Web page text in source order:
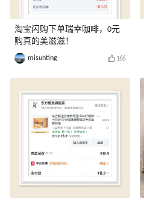
淘宝闪购下单瑞幸咖啡，0元
购真的美滋滋！
misunting 166